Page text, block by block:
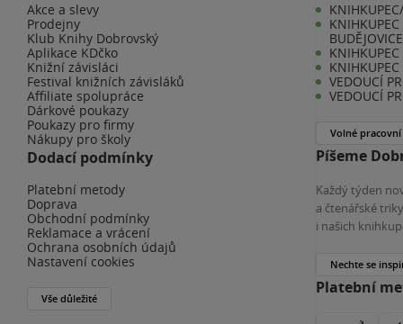
Akce a slevy
Prodejny
Klub Knihy Dobrovský
Aplikace KDčko
Knižní závisláci
Festival knižních závisláků
Affiliate spolupráce
Dárkové poukazy
Poukazy pro firmy
Nákupy pro školy
Dodací podmínky
Platební metody
Doprava
Obchodní podmínky
Reklamace a vrácení
Ochrana osobních údajů
Nastavení cookies
Vše důležité
KNIHKUPEC
BUDĚJOVICE
KNIHKUPEC
VEDOUCÍ
VEDOUCÍ
Volné pracovní
Píšeme
Každý týden
a čtenářské
i našich
Nechte se
Platební